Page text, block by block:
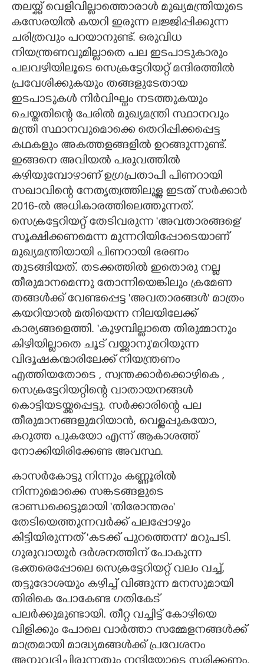
തലയ്ക്ക് വെളിവില്ലാത്തൊരാൾ മുഖ്യമന്ത്രിയുടെ
കസേരയിൽ കയറി ഇരുന്ന ലജ്ജിപ്പിക്കുന്ന
ചരിത്രവും പറയാനുണ്ട്. ഒരുവിധ
നിയന്ത്രണവുമില്ലാതെ പല ഇടപാടുകാരും
പലവഴിയിലൂടെ സെക്രട്ടേറിയറ്റ് മന്ദിരത്തിൽ
പ്രവേശിക്കുകയും തങ്ങളുടേതായ
ഇടപാടുകൾ നിർവിഘ്നം നടത്തുകയും
ചെയ്തതിന്റെ പേരിൽ മുഖ്യമന്ത്രി സ്ഥാനവും
മന്ത്രി സ്ഥാനവുമൊക്കെ തെറിപ്പിക്കപ്പെട്ട
കഥകളും അകത്തളങ്ങളിൽ ഉറങ്ങുന്നുണ്ട്.
ഇങ്ങനെ അവിയൽ പരുവത്തിൽ
കഴിയുമ്പോഴാണ് ഉഗ്രപ്രതാപി പിണറായി
സഖാവിന്റെ നേതൃത്വത്തിലുള്ള ഇടത് സർക്കാർ
2016-ൽ അധികാരത്തിലെത്തുന്നത്.
സെക്രട്ടേറിയറ്റ് തേടിവരുന്ന 'അവതാരങ്ങളെ'
സൂക്ഷിക്കണമെന്ന മുന്നറിയിപ്പോടെയാണ്
മുഖ്യമന്ത്രിയായി പിണറായി ഭരണം
തുടങ്ങിയത്. തടക്കത്തിൽ ഇതൊരു നല്ല
തീരുമാനമെന്നു തോന്നിയെങ്കിലും ക്രമേണ
തങ്ങൾക്ക് വേണ്ടപ്പെട്ട 'അവതാരങ്ങൾ' മാത്രം
കയറിയാൽ മതിയെന്ന നിലയിലേക്ക്
കാര്യങ്ങളെത്തി. 'കുഴമ്പില്ലാതെ തിരുമ്മാനും
കിഴിയില്ലാതെ ചൂട് വയ്ക്കാനു'മറിയുന്ന
വിദൂഷകന്മാരിലേക്ക് നിയന്ത്രണം
എത്തിയതോടെ , സ്വന്തക്കാർക്കൊഴികെ ,
സെക്രട്ടേറിയറ്റിന്റെ വാതായനങ്ങൾ
കൊട്ടിയടയ്ക്കപ്പെട്ടു. സർക്കാരിന്റെ പല
തീരുമാനങ്ങളുമറിയാൻ, വെള്ളപ്പുകയോ,
കറുത്ത പുകയോ എന്ന് ആകാശത്ത്
നോക്കിയിരിക്കേണ്ട അവസ്ഥ.
കാസർകോട്ടു നിന്നും കണ്ണൂരിൽ
നിന്നുമൊക്കെ സങ്കടങ്ങളുടെ
ഭാണ്ഡക്കെട്ടുമായി 'തിരോന്തരം'
തേടിയെത്തുന്നവർക്ക് പലപ്പോഴും
കിട്ടിയിരുന്നത് 'കടക്ക് പുറത്തെന്ന' മറുപടി.
ഗുരുവായൂർ ദർശനത്തിന് പോകുന്ന
ഭക്തരെപ്പോലെ സെക്രട്ടേറിയറ്റ് വലം വച്ച്,
തട്ടുദോശയും കഴിച്ച് വിങ്ങുന്ന മനസുമായി
തിരികെ പോകേണ്ട ഗതികേട്
പലർക്കുമുണ്ടായി. തീറ്റ വച്ചിട്ട് കോഴിയെ
വിളിക്കും പോലെ വാർത്താ സമ്മേളനങ്ങൾക്ക്
മാത്രമായി മാദ്ധ്യമങ്ങൾക്ക് പ്രവേശനം